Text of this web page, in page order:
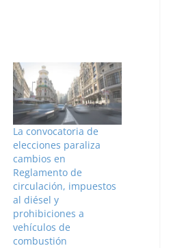
La convocatoria de
elecciones paraliza
cambios en
Reglamento de
circulación, impuestos
al diésel y
prohibiciones a
vehículos de
combustión